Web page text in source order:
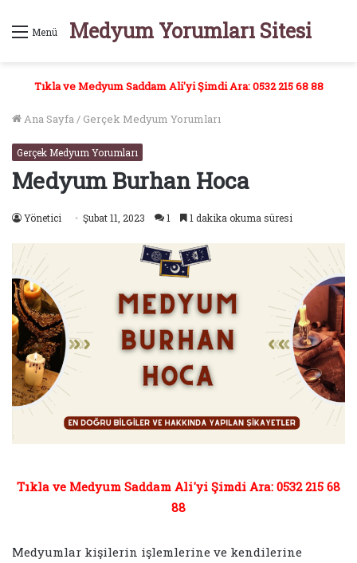
Menü Medyum Yorumları Sitesi
Tıkla ve Medyum Saddam Ali'yi Şimdi Ara: 0532 215 68 88
Ana Sayfa/ Gerçek Medyum Yorumları
Gerçek Medyum Yorumları
Medyum Burhan Hoca
Yönetici Şubat 11, 2023 1 1 dakika okuma süresi
Tıkla ve Medyum Saddam Ali'yi Şimdi Ara: 0532 215 68
88
Medyumlar kişilerin işlemlerine ve kendilerine